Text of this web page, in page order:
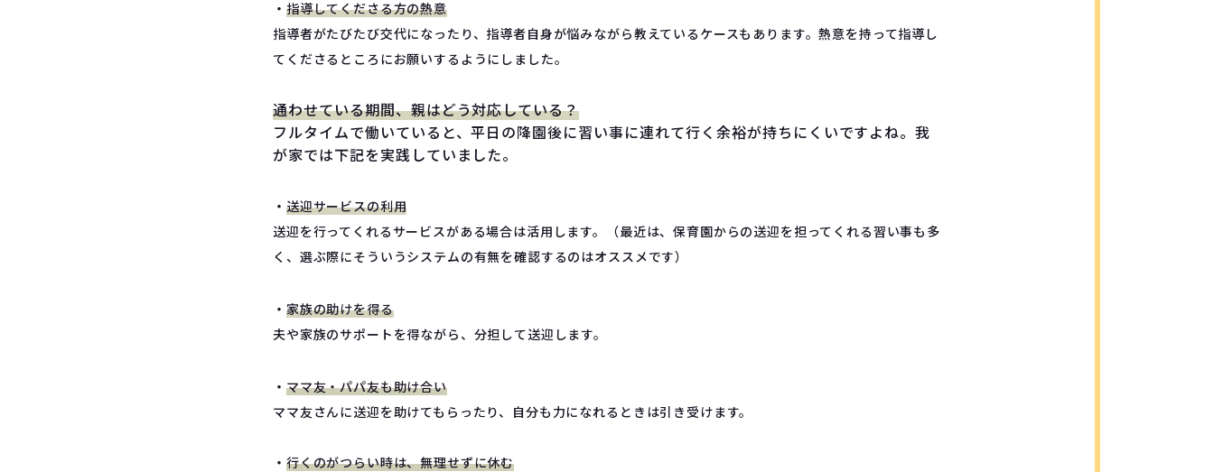
・ 指導してくださる方の熱意
指導者がたびたび交代になったり、指導者自身が悩みながら教えているケースもあります。熱意を持って指導し
てくださるところにお願いするようにしました。
通わせている期間、親はどう対応している？
フルタイムで働いていると、平日の降園後に習い事に連れて行く余裕が持ちにくいですよね。我
が家では下記を実践していました。
・ 送迎サービスの利用
送迎を行ってくれるサービスがある場合は活用します。（最近は、保育園からの送迎を担ってくれる習い事も多
く、選ぶ際にそういうシステムの有無を確認するのはオススメです）
・ 家族の助けを得る
夫や家族のサポートを得ながら、分担して送迎します。
・ ママ友・パパ友も助け合い
ママ友さんに送迎を助けてもらったり、自分も力になれるときは引き受けます。
・ 行くのがつらい時は、無理せずに休む